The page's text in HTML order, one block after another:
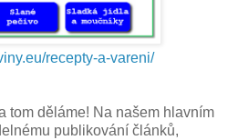
recepty-a-vareni/
tom děláme! Na našem hlavním
publikování článků,